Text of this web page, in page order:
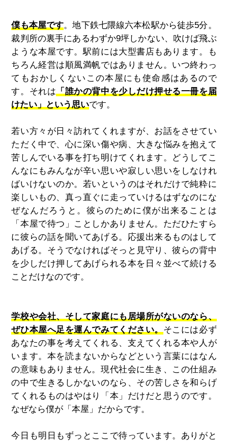
僕も本屋です。地下鉄七隈線六本松駅から徒歩5分。
裁判所の裏手にあるわずか9坪しかない、吹けば飛ぶ
ような本屋です。駅前には大型書店もあります。も
ちろん経営は順風満帆ではありません。いつ終わっ
てもおかしくないこの本屋にも使命感はあるので
す。それは 「誰かの背中を少しだけ押せる一冊を届
けたい」という思いです。
若い方々が日々訪れてくれますが、お話をさせてい
ただく中で、心に深い傷や病、大きな悩みを抱えて
苦しんでいる事を打ち明けてくれます。どうしてこ
んなにもみんなが辛い思いや寂しい思いをしなけれ
ばいけないのか。若いというのはそれだけで純粋に
楽しいもの、真っ直ぐに走っていけるはずなのにな
ぜなんだろうと。彼らのために僕が出来ることは
「本屋で待つ」ことしかありません。ただひたすら
に彼らの話を聞いてあげる。応援出来るものはして
あげる。そうでなければそっと見守り、彼らの背中
を少しだけ押してあげられる本を日々並べて続ける
ことだけなのです。
学校や会社、そして家庭にも居場所がないのなら、
ぜひ本屋へ足を運んでみてください。 そこには必ず
あなたの事を考えてくれる、支えてくれる本や人が
います。本を読まないからなどという言葉にはなん
の意味もありません。現代社会に生き、この仕組み
の中で生きるしかないのなら、その苦しさを和らげ
てくれるものはやはり「本」だけだと思うのです。
なぜなら僕が「本屋」だからです。
今日も明日もずっとここで待っています。ありがと